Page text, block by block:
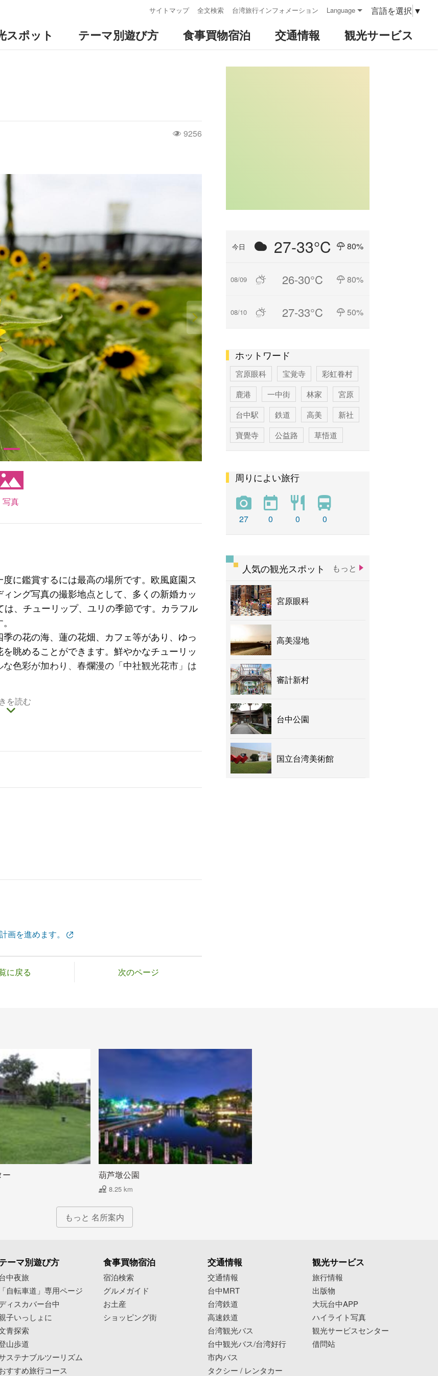
サイトマップ 全文検索 台湾旅行インフォメーション Language 言語を選択 ▼
スポット テーマ別遊び方 食事買物宿泊 交通情報 観光サービス
9256
写真
に鑑賞するには最高の場所です。欧風庭園ス
ング写真の撮影地点として、多くの新婚カッ
、チューリップ、ユリの季節です。カラフル
の花の海、蓮の花畑、カフェ等があり、ゆっ
眺めることができます。鮮やかなチューリッ
色彩が加わり、春爛漫の「中社観光花市」は
を読む
画を進めます。
に戻る 次のページ
今日 27-33°C 80%
08/09 26-30°C 80%
08/10 27-33°C 50%
ホットワード
宮原眼科 宝覚寺
彩虹眷村
鹿港
一中街 林家
宮原
台中駅
鉄道 高美
新社
寶覺寺
公益路
草悟道
彩虹
新社花海
周りによい旅行
27 0 0 0
人気の観光スポット もっと
宮原眼科
高美湿地
審計新村
台中公園
国立台湾美術館
ー 葫芦墩公園
8.25 km
もっと 名所案内
ーマ別遊び方
中夜旅
「自転車道」専用ページ
ィスカバー台中
子いっしょに
青探索
山歩道
ステナブルツーリズム
すすめ旅行コース
食事買物宿泊
宿泊検索
グルメガイド
お土産
ショッピング街
交通情報
交通情報
台中MRT
台湾鉄道
高速鉄道
台湾観光バス
台中観光バス/台湾好行
市内バス
タクシー / レンタカー
観光サービス
旅行情報
出版物
大玩台中APP
ハイライト写真
観光サービスセンター
借問站